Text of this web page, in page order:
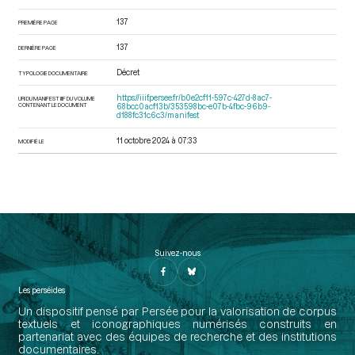
PREMIÈRE PAGE 137
DERNIÈRE PAGE 137
TYPOLOGIE DOCUMENTAIRE Décret
URI DU MANIFEST IIIF DU VOLUME
CONTENANT LE DOCUMENT
https://iiif.persee.fr/b0e2cf11-597c-427d-8ac7-
68bcc0acf13b/353598bc-e07b-4fbc-96b9-
d188fc31c6c3/manifest
MODIFIÉ LE 11 octobre 2024 à 07:33
Suivez-nous
Les perséides
Un dispositif pensé par Persée pour la valorisation de corpus
textuels et iconographiques numérisés construits en
partenariat avec des équipes de recherche et des institutions
documentaires.